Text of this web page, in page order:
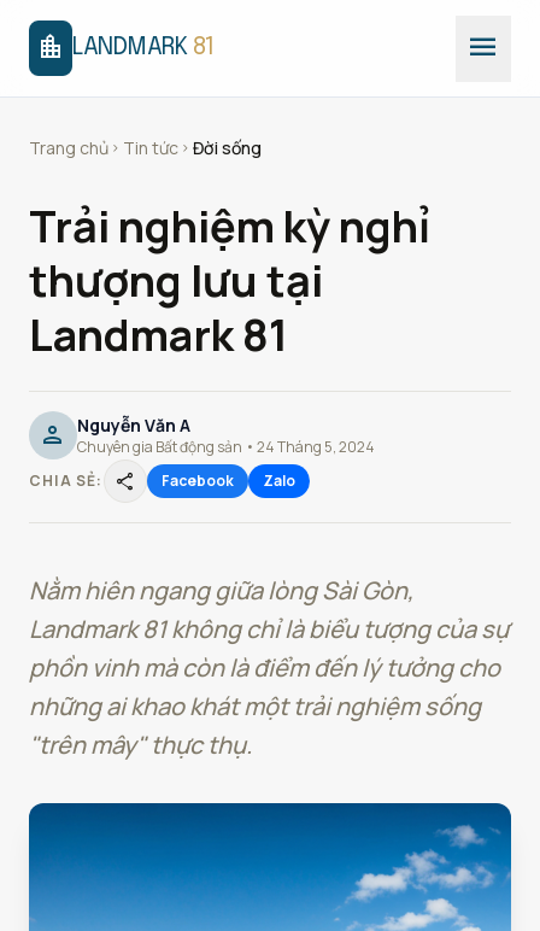
location_city LANDMARK 81 menu
Trang chủ chevron_right Tin tức chevron_right Đời sống
Trải nghiệm kỳ nghỉ
thượng lưu tại
Landmark 81
person Nguyễn Văn A
Chuyên gia Bất động sản • 24 Tháng 5, 2024
CHIA SẺ:
share Facebook Zalo
Nằm hiên ngang giữa lòng Sài Gòn,
Landmark 81 không chỉ là biểu tượng của sự
phồn vinh mà còn là điểm đến lý tưởng cho
những ai khao khát một trải nghiệm sống
"trên mây" thực thụ.